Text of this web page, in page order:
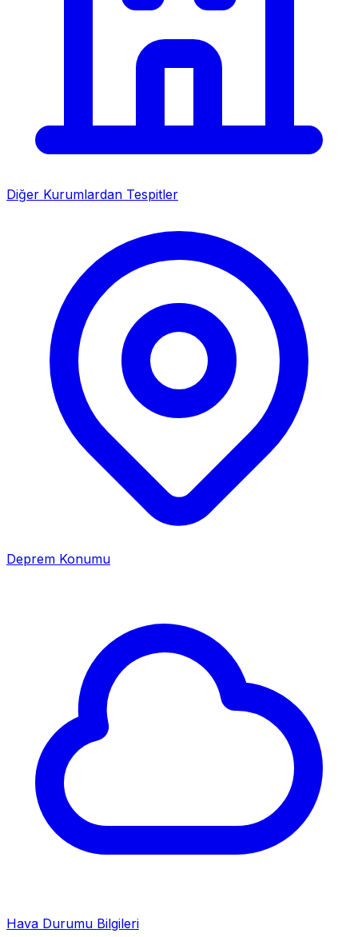
Diğer Kurumlardan Tespitler
Deprem Konumu
Hava Durumu Bilgileri